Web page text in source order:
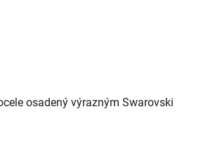
osadený výrazným Swarovski